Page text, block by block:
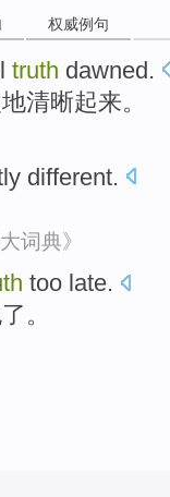
权威例句
truth dawned.
地清晰起来。
different.
词典》
too late.
了。